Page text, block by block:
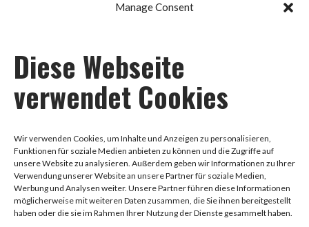
Manage Consent
Diese Webseite
verwendet Cookies
Wir verwenden Cookies, um Inhalte und Anzeigen zu personalisieren,
Funktionen für soziale Medien anbieten zu können und die Zugriffe auf
unsere Website zu analysieren. Außerdem geben wir Informationen zu Ihrer
Verwendung unserer Website an unsere Partner für soziale Medien,
Werbung und Analysen weiter. Unsere Partner führen diese Informationen
möglicherweise mit weiteren Daten zusammen, die Sie ihnen bereitgestellt
haben oder die sie im Rahmen Ihrer Nutzung der Dienste gesammelt haben.
Impressum
Datenschutz
AGB